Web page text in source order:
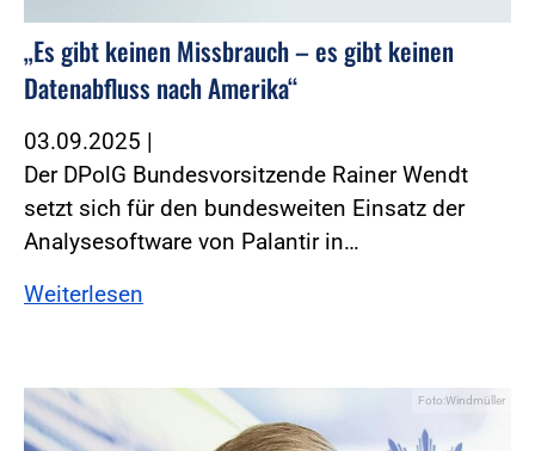
„Es gibt keinen Missbrauch – es gibt keinen
Datenabfluss nach Amerika“
03.09.2025 |
Der DPolG Bundesvorsitzende Rainer Wendt
setzt sich für den bundesweiten Einsatz der
Analysesoftware von Palantir in…
Weiterlesen
Foto:Windmüller